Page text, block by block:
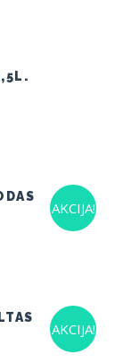
AKCIJA!
AKCIJA!